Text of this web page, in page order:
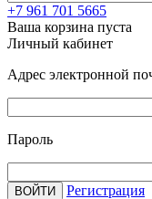
+7 961 701 5665
Ваша корзина пуста
Личный кабинет
Адрес электронной
Пароль
ВОЙТИ Регистрация